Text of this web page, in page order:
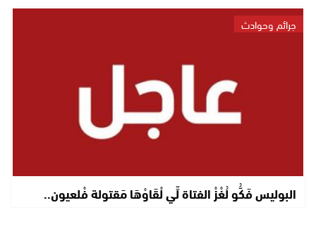
جرائم وحوادث
البوليس فَكُّو لُغْزْ الفتاة لِّي لْقَاوْهَا مَقتولة فْلعيون..